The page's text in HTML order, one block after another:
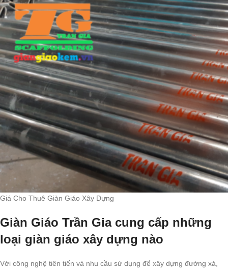
Giá Cho Thuê Giàn Giáo Xây Dựng
Giàn Giáo Trần Gia cung cấp những
loại giàn giáo xây dựng nào
Với công nghệ tiên tiến và nhu cầu sử dụng để xây dựng đường xá,